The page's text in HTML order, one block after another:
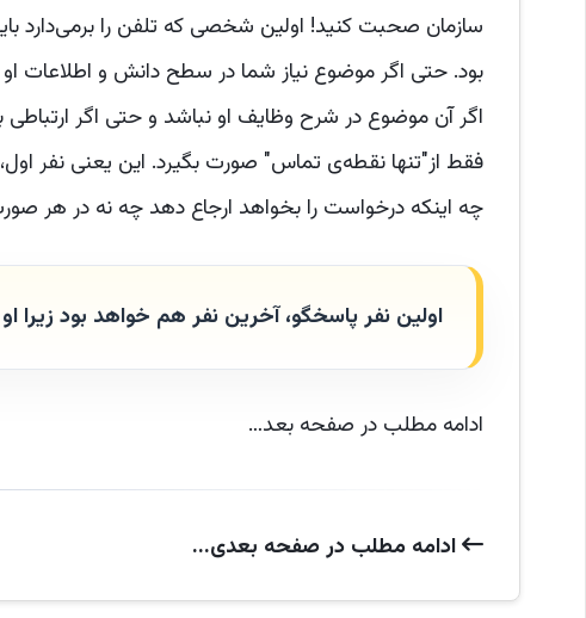
سازمان صحبت کنید! اولین شخصی که تلفن را برمی‌دارد
بود. حتی اگر موضوع نیاز شما در سطح دانش و اطلاعات او
اگر آن موضوع در شرح وظایف او نباشد و حتی اگر
فقط از"تنها نقطه‌ی تماس" صورت بگیرد. این یعنی نفر
چه اینکه درخواست را بخواهد ارجاع دهد چه نه در هر صورت
اولین نفر پاسخگو، آخرین نفر هم خواهد بود زیرا
ادامه مطلب در صفحه بعد…
ادامه‌ مطلب در صفحه‌ بعدی...